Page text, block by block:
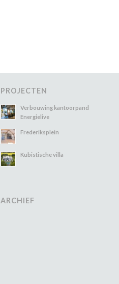
PROJECTEN
Verbouwing kantoorpand
Energielive
Frederiksplein
Kubistische villa
ARCHIEF